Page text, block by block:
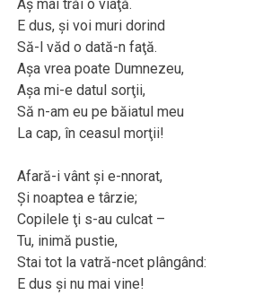
Aş mai trăi o viaţă.
E dus, şi voi muri dorind
Să-l văd o dată-n faţă.
Aşa vrea poate Dumnezeu,
Aşa mi-e datul sorţii,
Să n-am eu pe băiatul meu
La cap, în ceasul morţii!
Afară-i vânt şi e-nnorat,
Şi noaptea e târzie;
Copilele ţi s-au culcat –
Tu, inimă pustie,
Stai tot la vatră-ncet plângând:
E dus şi nu mai vine!